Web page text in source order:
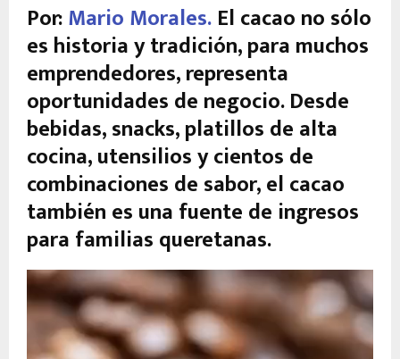
Por:Mario Morales. El cacao no sólo
es historia y tradición, para muchos
emprendedores, representa
oportunidades de negocio. Desde
bebidas, snacks, platillos de alta
cocina, utensilios y cientos de
combinaciones de sabor, el cacao
también es una fuente de ingresos
para familias queretanas.
R
e